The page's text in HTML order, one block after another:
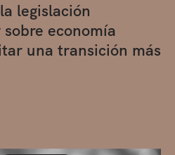
legislación
economía
una transición más